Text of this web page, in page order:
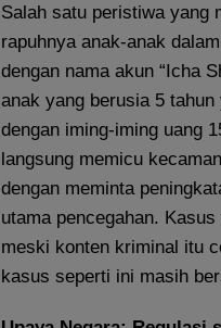
Salah satu peristiwa yang
rapuhnya anak-anak
dengan nama akun “Icha
anak yang berusia 5
dengan iming-iming uang
langsung memicu
dengan meminta
utama pencegahan.
meski konten kriminal itu
kasus seperti ini masih